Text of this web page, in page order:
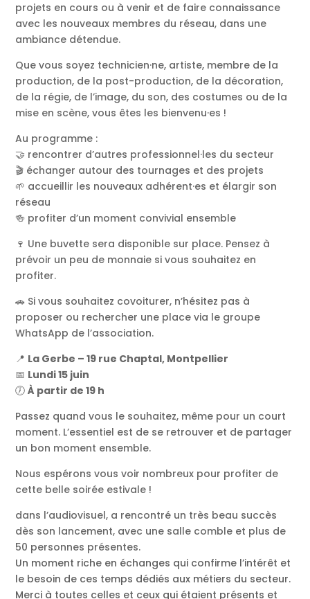
projets en cours ou à venir et de faire connaissance
avec les nouveaux membres du réseau, dans une
ambiance détendue.
Que vous soyez technicien·ne, artiste, membre de la
production, de la post-production, de la décoration,
de la régie, de l’image, du son, des costumes ou de la
mise en scène, vous êtes les bienvenu·es !
Au programme :
🤝 rencontrer d’autres professionnel·les du secteur
🎬 échanger autour des tournages et des projets
🌱 accueillir les nouveaux adhérent·es et élargir son
réseau
🍻 profiter d’un moment convivial ensemble
🍷 Une buvette sera disponible sur place. Pensez à
prévoir un peu de monnaie si vous souhaitez en
profiter.
🚗 Si vous souhaitez covoiturer, n’hésitez pas à
proposer ou rechercher une place via le groupe
WhatsApp de l’association.
📍 La Gerbe – 19 rue Chaptal, Montpellier
📅 Lundi 15 juin
🕖À partir de 19 h
Passez quand vous le souhaitez, même pour un court
moment. L’essentiel est de se retrouver et de partager
un bon moment ensemble.
Nous espérons vous voir nombreux pour profiter de
cette belle soirée estivale !
dans l’audiovisuel, a rencontré un très beau succès
dès son lancement, avec une salle comble et plus de
50 personnes présentes.
Un moment riche en échanges qui confirme l’intérêt et
le besoin de ces temps dédiés aux métiers du secteur.
Merci à toutes celles et ceux qui étaient présents et